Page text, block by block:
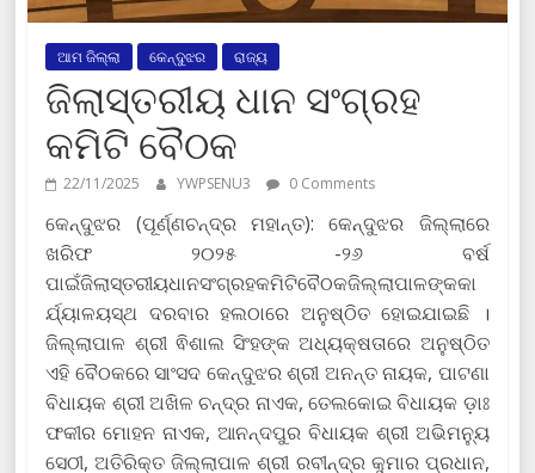
ଆମ ଜିଲ୍ଲା କେନ୍ଦୁଝର ରାଜ୍ୟ
ଜିଲାସ୍ତରୀୟ ଧାନ ସଂଗ୍ରହ
କମିଟି ବୈଠକ
22/11/2025 YWPSENU3 0 Comments
କେନ୍ଦୁଝର (ପୂର୍ଣ୍ଣଚନ୍ଦ୍ର ମହାନ୍ତ): କେନ୍ଦୁଝର ଜିଲ୍ଲାରେ
ଖରିଫ‌ ୨୦୨୫ -୨୬ ବର୍ଷ
ପାଇଁଜିଲାସ୍ତରୀୟଧାନସଂଗ୍ରହକମିଟିବୈଠକଜିଲ୍ଲାପାଳଙ୍କକା
ର୍ଯ୍ୟାଳୟସ୍ଥ ଦରବାର ହଲଠାରେ ଅନୁଷ୍ଠିତ ହୋଇଯାଇଛି ।
ଜିଲ୍ଲାପାଳ ଶ୍ରୀ ଵିଶାଲ ସିଂହଙ୍କ ଅଧ୍ୟକ୍ଷତାରେ ଅନୁଷ୍ଠିତ
ଏହି ବୈଠକରେ ସାଂସଦ କେନ୍ଦୁଝର ଶ୍ରୀ ଅନନ୍ତ ନାୟକ, ପାଟଣା
ବିଧାୟକ ଶ୍ରୀ ଅଖିଳ ଚନ୍ଦ୍ର ନାଏକ, ତେଲକୋଇ ବିଧାୟକ ଡ଼ାଃ
ଫକୀର ମୋହନ ନାଏକ, ଆନନ୍ଦପୁର ବିଧାୟକ ଶ୍ରୀ ଅଭିମନ୍ୟୁ
ସେଠୀ, ଅତିରିକ୍ତ ଜିଲ୍ଲାପାଳ ଶ୍ରୀ ରବୀନ୍ଦ୍ର କୁମାର ପ୍ରଧାନ,